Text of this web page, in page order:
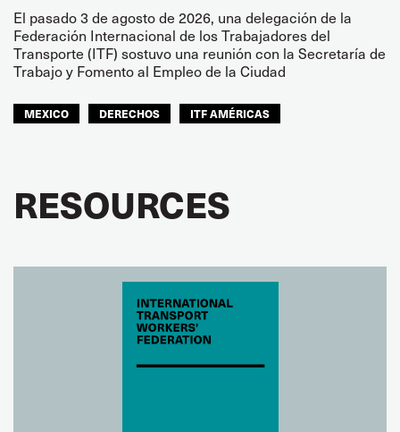
El pasado 3 de agosto de 2026, una delegación de la
Federación Internacional de los Trabajadores del
Transporte (ITF) sostuvo una reunión con la Secretaría de
Trabajo y Fomento al Empleo de la Ciudad
MEXICO DERECHOS ITF AMÉRICAS
RESOURCES